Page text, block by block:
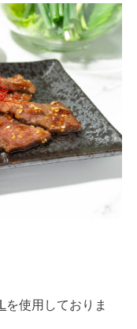
を使用しておりま